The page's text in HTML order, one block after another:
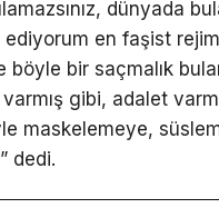
dünyada
ediyorum en faşist
böyle bir saçmalık
gibi, adalet
maskelemeye,
dedi.